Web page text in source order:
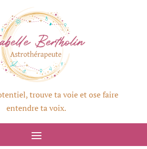
trouve ta voie et ose faire
entendre ta voix.